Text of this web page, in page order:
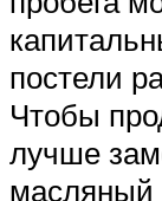
постели
Чтобы
лучше
масляный